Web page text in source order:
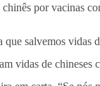
por vacinas
que salvemos vidas
vidas de chineses